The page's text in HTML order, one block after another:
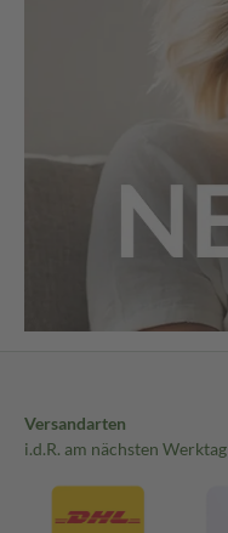
Versandarten
i.d.R. am nächsten Werktag